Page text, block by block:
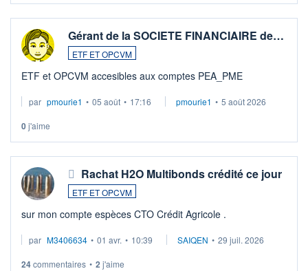
Gérant de la SOCIETE FINANCIAIRE de…
ETF ET OPCVM
ETF et OPCVM accesibles aux comptes PEA_PME
par pmourie1 • 05 août • 17:16 pmourie1 • 5 août 2026
0j'aime
Rachat H2O Multibonds crédité ce jour
ETF ET OPCVM
sur mon compte espèces CTO Crédit Agricole .
par M3406634 • 01 avr. • 10:39 SAIQEN • 29 juil. 2026
24commentaires • 2 j'aime